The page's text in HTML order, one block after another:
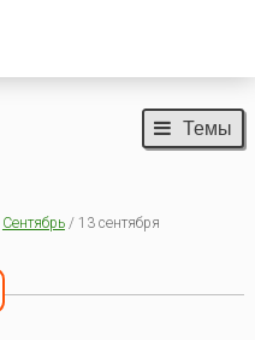
Темы
Сентябрь/ 13 сентября